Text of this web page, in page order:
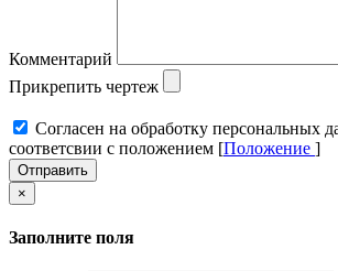
Комментарий
Прикрепить чертеж
Cогласен на обработку персональных
соответсвии с положением [Положение ]
Отправить
×
Заполните поля